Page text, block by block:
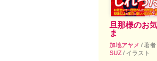
旦那様のお
ま
加地アヤメ / 著者
SUZ / イラスト